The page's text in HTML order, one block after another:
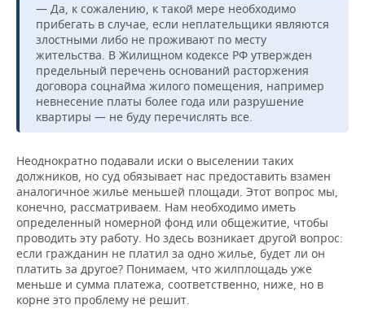
— Да, к сожалению, к такой мере необходимо
прибегать в случае, если неплательщики являются
злостными либо не проживают по месту
жительства. В Жилищном кодексе РФ утвержден
предельный перечень оснований расторжения
договора соцнайма жилого помещения, например
невнесение платы более года или разрушение
квартиры — не буду перечислять все.
Неоднократно подавали иски о выселении таких
должников, но суд обязывает нас предоставить взамен
аналогичное жилье меньшей площади. Этот вопрос мы,
конечно, рассматриваем. Нам необходимо иметь
определенный номерной фонд или общежитие, чтобы
проводить эту работу. Но здесь возникает другой вопрос:
если гражданин не платил за одно жилье, будет ли он
платить за другое? Понимаем, что жилплощадь уже
меньше и сумма платежа, соответственно, ниже, но в
корне это проблему не решит.